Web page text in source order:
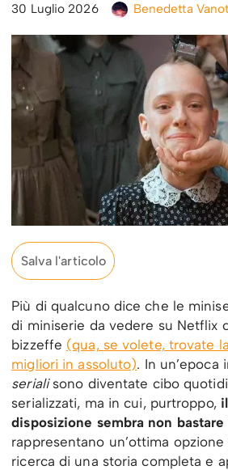
30 Luglio 2026 Benedetta
Salva l'articolo
Più di qualcuno dice che le
di miniserie da vedere su Netflix
bizzeffe (qua, se volete, trovate
migliori in assoluto). In un’epoca
seriali sono diventate cibo
serializzati, ma in cui, purtroppo,
disposizione sembra non bastare
rappresentano un’ottima
ricerca di una storia completa e